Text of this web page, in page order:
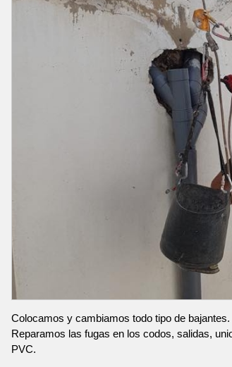
Colocamos y cambiamos todo tipo de bajantes.
Reparamos las fugas en los codos, salidas,
PVC.